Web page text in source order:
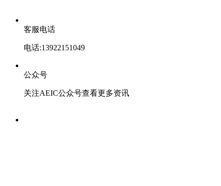
客服电话
电话:13922151049
公众号
关注AEIC公众号查看更多资讯